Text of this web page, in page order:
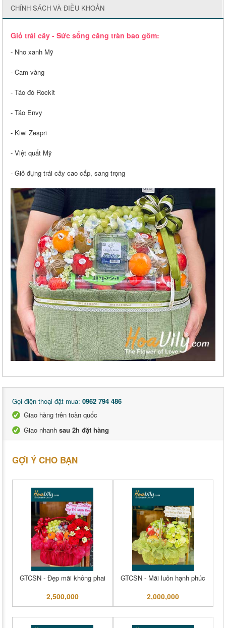
CHÍNH SÁCH VÀ ĐIỀU KHOẢN
Giỏ trái cây - Sức sống căng tràn bao gồm:
- Nho xanh Mỹ
- Cam vàng
- Táo đỏ Rockit
- Táo Envy
- Kiwi Zespri
- Việt quất Mỹ
- Giỏ đựng trái cây cao cấp, sang trọng
Gọi điện thoại đặt mua: 0962 794 486
Giao hàng trên toàn quốc
Giao nhanh sau 2h đặt hàng
GỢI Ý CHO BẠN
GTCSN - Đẹp mãi không phai
2,500,000
GTCSN - Mãi luôn hạnh phúc
2,000,000